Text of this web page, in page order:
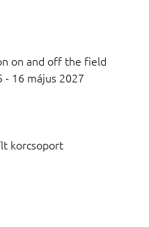
on and off the field
- 16 május 2027
korcsoport